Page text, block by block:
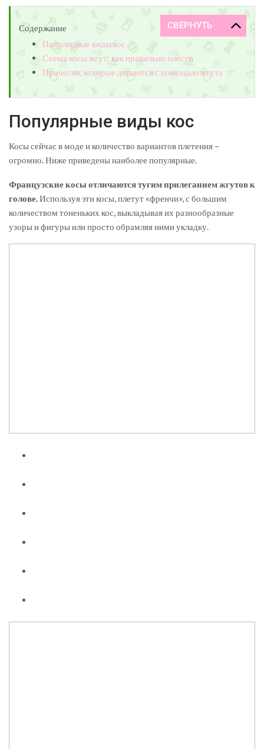
Содержание
Популярные виды кос
Схема косы жгут: как правильно плести
Прически, которые делаются с помощью жгута
Популярные виды кос
Косы сейчас в моде и количество вариантов плетения –
огромно. Ниже приведены наиболее популярные.
Французские косы отличаются тугим прилеганием жгутов к
голове.Используя эти косы, плетут «френчи», с большим
количеством тоненьких кос, выкладывая их разнообразные
узоры и фигуры или просто обрамляя ними укладку.